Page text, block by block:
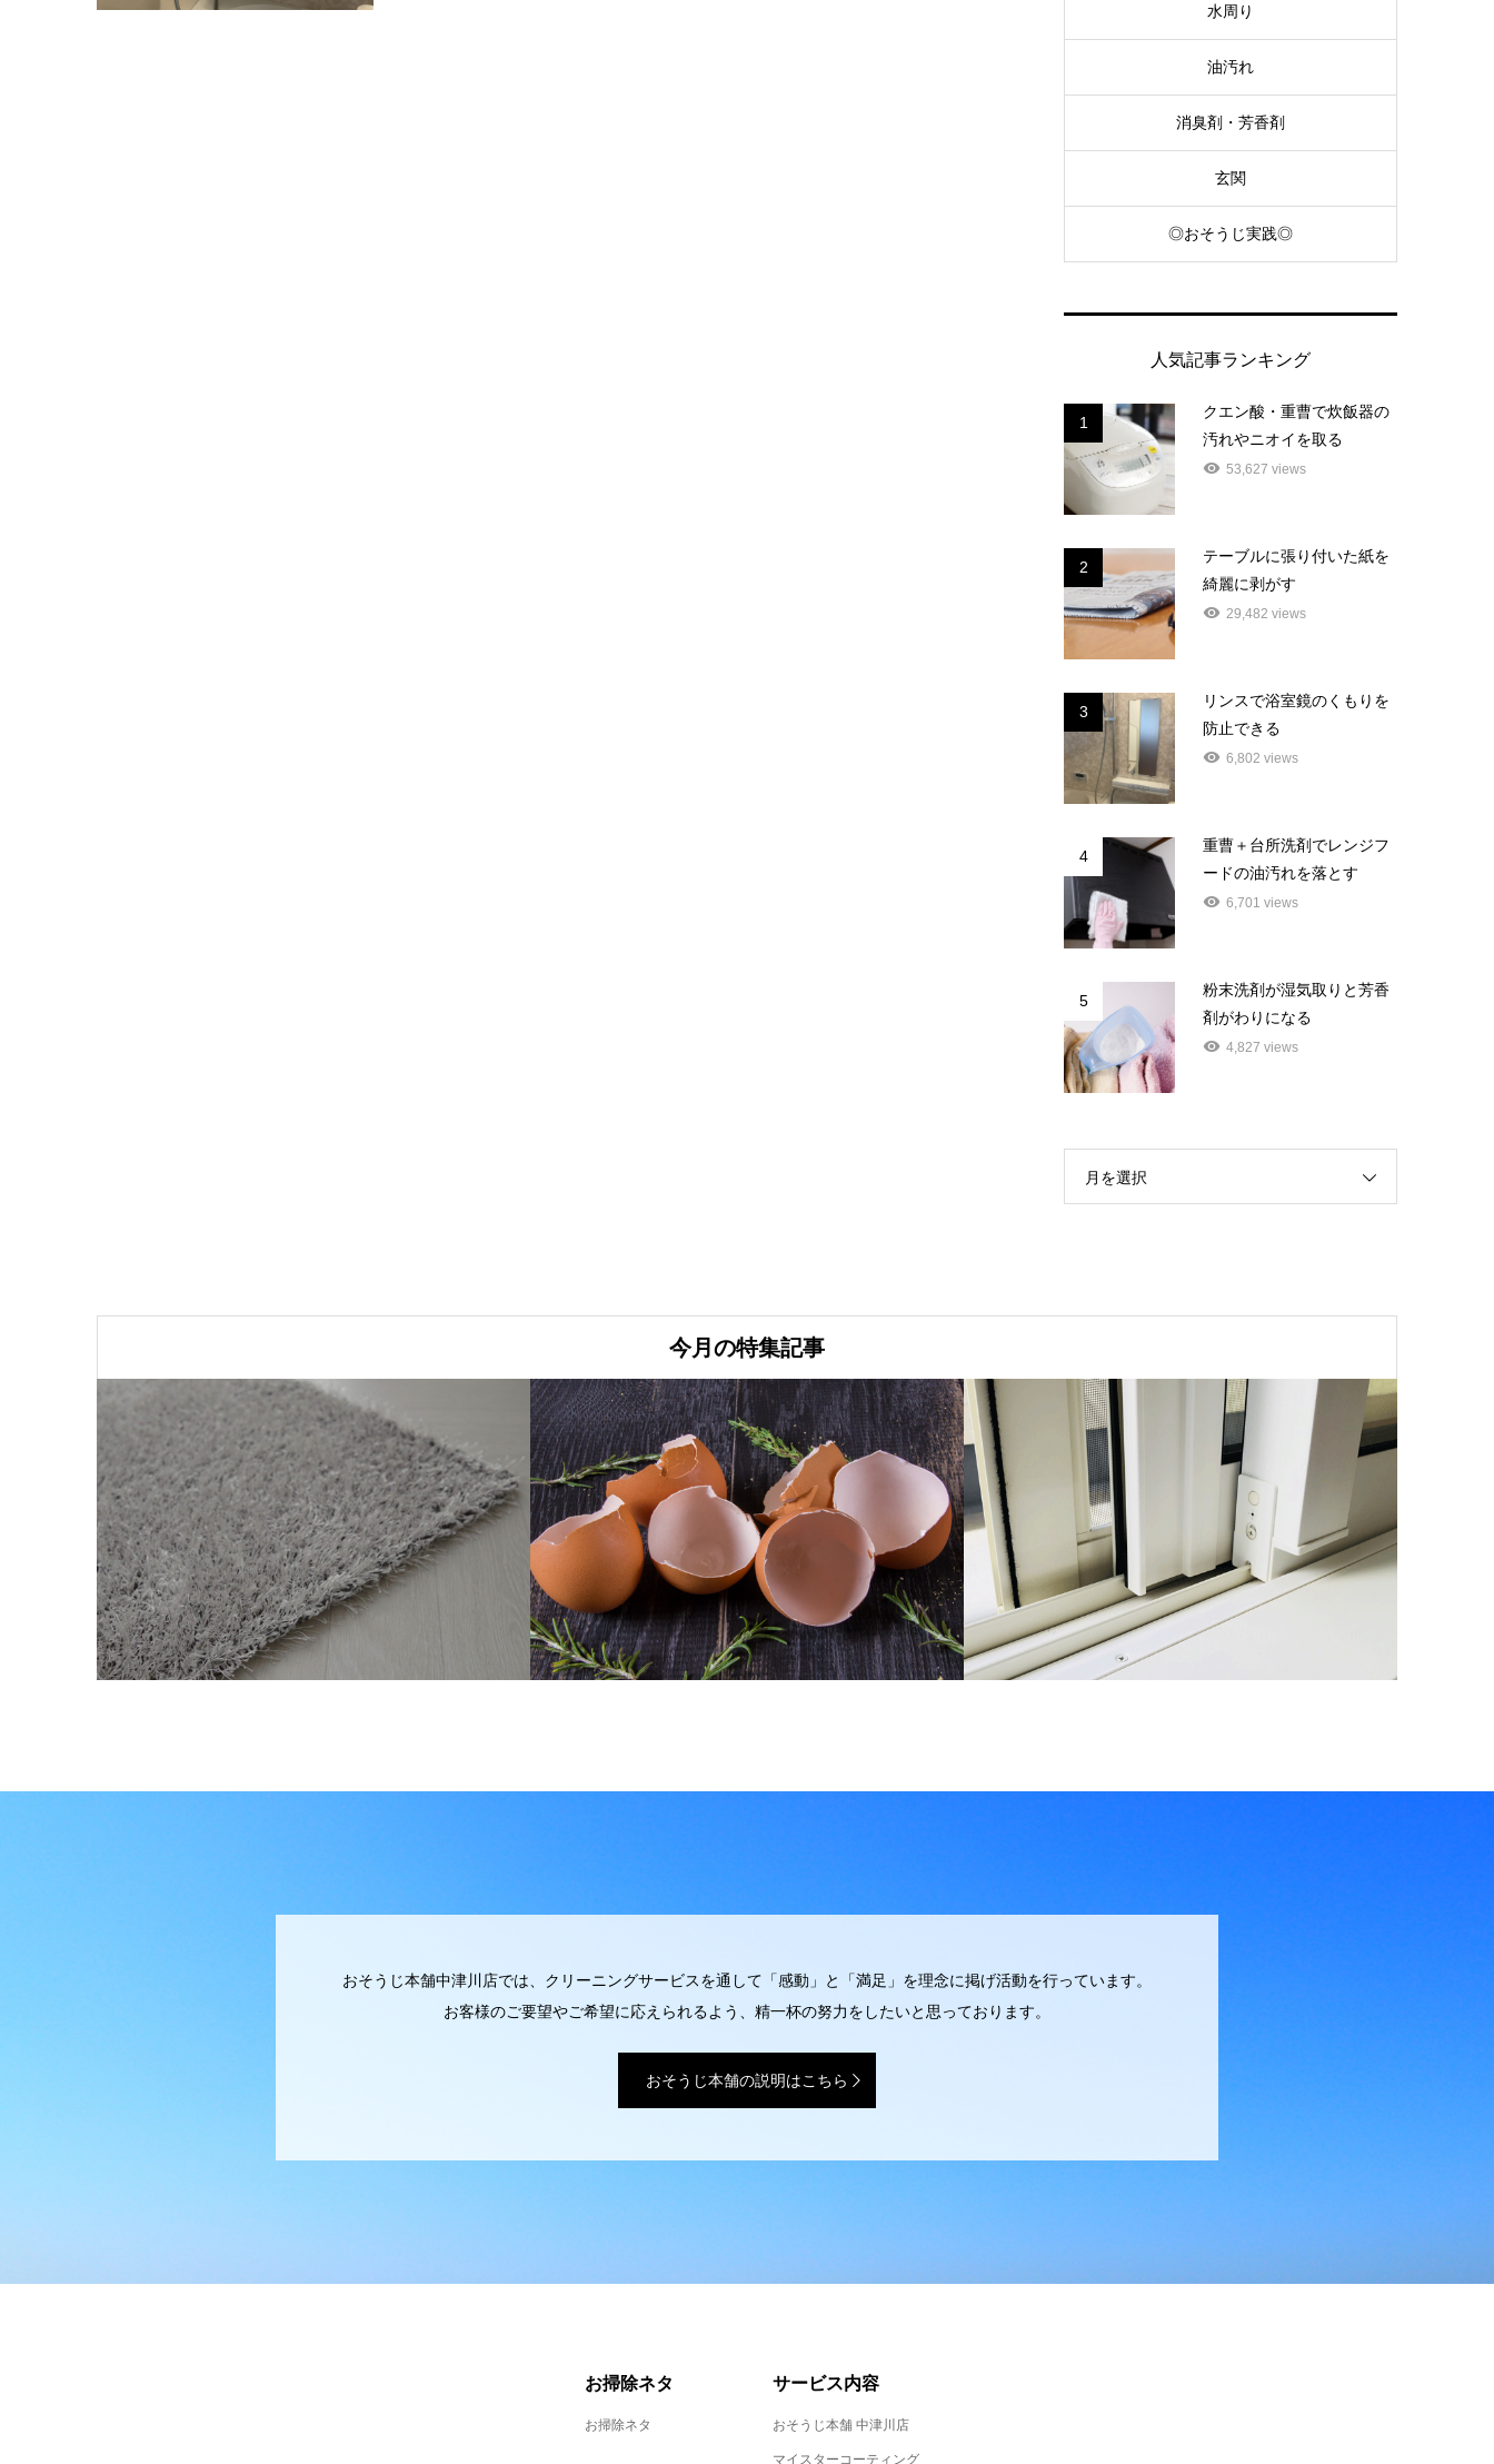
水周り
油汚れ
消臭剤・芳香剤
玄関
◎おそうじ実践◎
人気記事ランキング
1
クエン酸・重曹で炊飯器の
汚れやニオイを取る
53,627 views
2
テーブルに張り付いた紙を
綺麗に剥がす
29,482 views
3
リンスで浴室鏡のくもりを
防止できる
6,802 views
4
重曹＋台所洗剤でレンジフ
ードの油汚れを落とす
6,701 views
5
粉末洗剤が湿気取りと芳香
剤がわりになる
4,827 views
月を選択
今月の特集記事
おそうじ本舗中津川店では、クリーニングサービスを通して「感動」と「満足」を理念に掲げ活動を行っています。
お客様のご要望やご希望に応えられるよう、精一杯の努力をしたいと思っております。
おそうじ本舗の説明はこちら
お掃除ネタ
お掃除ネタ
サービス内容
おそうじ本舗 中津川店
マイスターコーティング